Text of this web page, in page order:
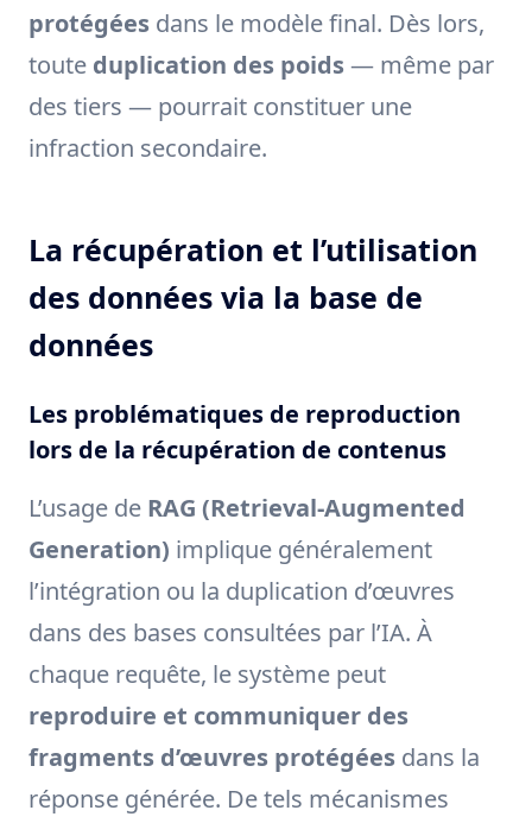
protégées dans le modèle final. Dès lors,
toute duplication des poids — même par
des tiers — pourrait constituer une
infraction secondaire.
La récupération et l’utilisation
des données via la base de
données
Les problématiques de reproduction
lors de la récupération de contenus
L’usage de RAG (Retrieval-Augmented
Generation) implique généralement
l’intégration ou la duplication d’œuvres
dans des bases consultées par l’IA. À
chaque requête, le système peut
reproduire et communiquer des
fragments d’œuvres protégées dans la
réponse générée. De tels mécanismes